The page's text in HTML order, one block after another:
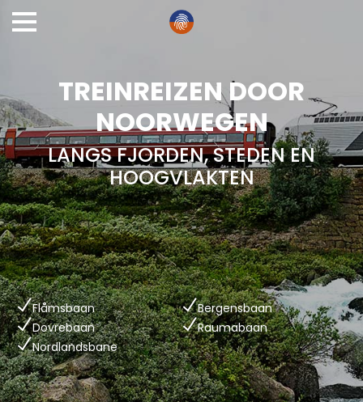
TREINREIZEN DOOR
NOORWEGEN
LANGS FJORDEN, STEDEN EN
HOOGVLAKTEN
Flåmsbaan
Bergensbaan
Dovrebaan
Raumabaan
Nordlandsbane